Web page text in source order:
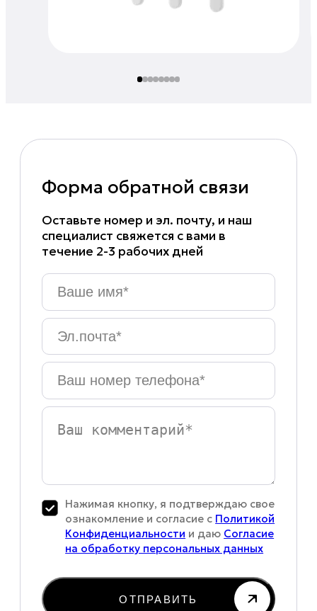
Форма обратной связи
Оставьте номер и эл. почту, и наш
специалист свяжется с вами в
течение 2-3 рабочих дней
Ваше
имя*
Эл.почта
Ваш
номер
телефона*
Ваш
комментарий
Нажимая кнопку, я подтверждаю свое
ознакомление и согласие с Политикой
Конфиденциальности и даю Согласие
на обработку персональных данных
ОТПРАВИТЬ